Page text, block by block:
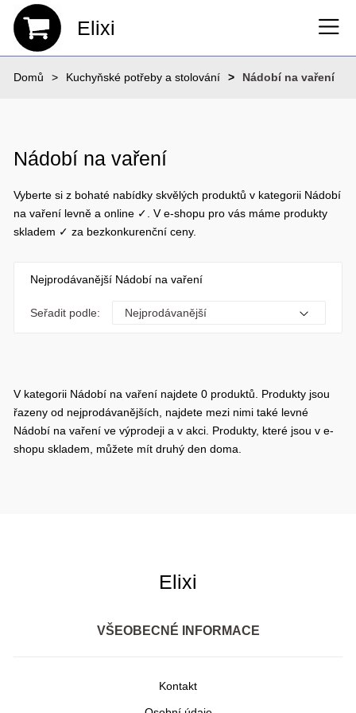
Elixi
Domů Kuchyňské potřeby a stolování Nádobí na vaření
Nádobí na vaření
Vyberte si z bohaté nabídky skvělých produktů v kategorii Nádobí
na vaření levně a online ✓. V e-shopu pro vás máme produkty
skladem ✓ za bezkonkurenční ceny.
Nejprodávanější Nádobí na vaření
Seřadit podle:
V kategorii Nádobí na vaření najdete 0 produktů. Produkty jsou
řazeny od nejprodávanějších, najdete mezi nimi také levné
Nádobí na vaření ve výprodeji a v akci. Produkty, které jsou v e-
shopu skladem, můžete mít druhý den doma.
Elixi
VŠEOBECNÉ INFORMACE
Kontakt